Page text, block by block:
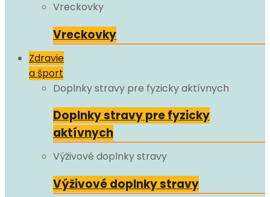
Vreckovky
Vreckovky
Zdravie
a šport
Doplnky stravy pre fyzicky aktívnych
Doplnky stravy pre fyzicky
aktívnych
Výživové doplnky stravy
Výživové doplnky stravy